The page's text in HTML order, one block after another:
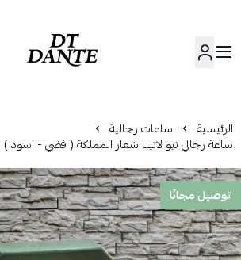
دانتي | DANTE
الرئيسية ساعات رجالية
ساعة رجالي نيو لاتينا شعار المملكة ( فضي - اسود )
توصيل مجانًا